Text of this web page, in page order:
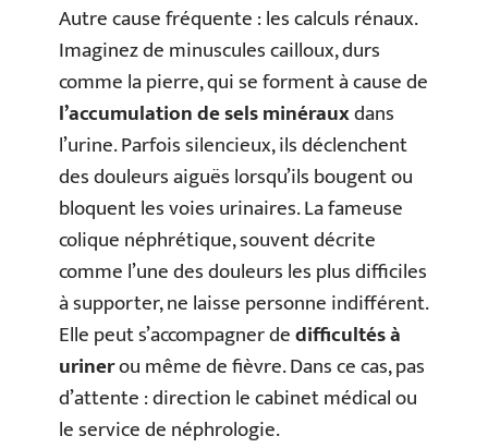
Autre cause fréquente : les calculs rénaux.
Imaginez de minuscules cailloux, durs
comme la pierre, qui se forment à cause de
l’accumulation de sels minérauxdans
l’urine. Parfois silencieux, ils déclenchent
des douleurs aiguës lorsqu’ils bougent ou
bloquent les voies urinaires. La fameuse
colique néphrétique, souvent décrite
comme l’une des douleurs les plus difficiles
à supporter, ne laisse personne indifférent.
Elle peut s’accompagner dedifficultés à
urinerou même de fièvre. Dans ce cas, pas
d’attente : direction le cabinet médical ou
le service de néphrologie.